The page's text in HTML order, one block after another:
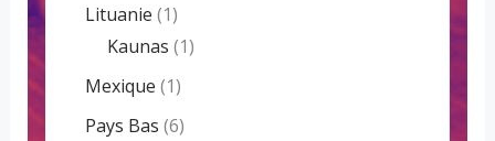
Lituanie (1)
Kaunas (1)
Mexique (1)
Pays Bas (6)